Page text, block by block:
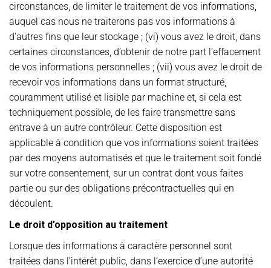
circonstances, de limiter le traitement de vos informations,
auquel cas nous ne traiterons pas vos informations à
d’autres fins que leur stockage ; (vi) vous avez le droit, dans
certaines circonstances, d’obtenir de notre part l’effacement
de vos informations personnelles ; (vii) vous avez le droit de
recevoir vos informations dans un format structuré,
couramment utilisé et lisible par machine et, si cela est
techniquement possible, de les faire transmettre sans
entrave à un autre contrôleur. Cette disposition est
applicable à condition que vos informations soient traitées
par des moyens automatisés et que le traitement soit fondé
sur votre consentement, sur un contrat dont vous faites
partie ou sur des obligations précontractuelles qui en
découlent.
Le droit d’opposition au traitement
Lorsque des informations à caractère personnel sont
traitées dans l’intérêt public, dans l’exercice d’une autorité